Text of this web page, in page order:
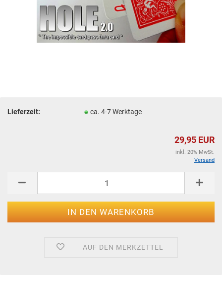
Lieferzeit: ca. 4-7 Werktage
29,95 EUR
inkl. 20% MwSt.
Versand
AUF DEN MERKZETTEL